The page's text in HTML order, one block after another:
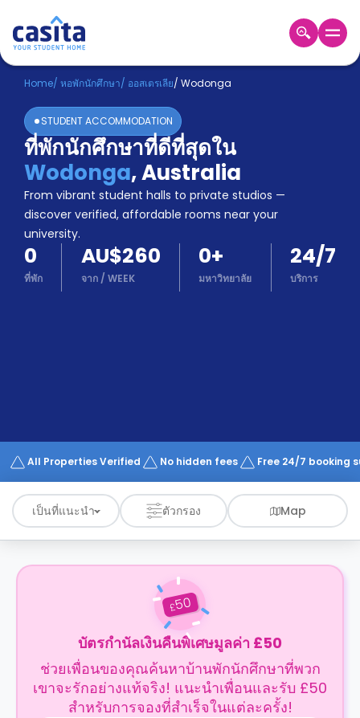
Home TH AUD
เข้าสู่
ระบบ
Booking
Accommodation
About
us
Blog
Refer
And
Earn
Become
Works
Home/ หอพักนักศึกษา/ ออสเตรเลีย/ Wodonga
STUDENT ACCOMMODATION
ที่พักนักศึกษาที่ดีที่สุดใน
Wodonga,Australia
From vibrant student halls to private studios —
discover verified, affordable rooms near your
university.
0
ที่พัก
AU$260
จาก/ WEEK
0+
มหาวิทยาลัย
24/7
บริการ
All Properties Verified No hidden fees Free 24/7 booking
เป็นที่แนะนำ ตัวกรอง Map
£50
บัตรกำนัลเงินคืนพิเศษมูลค่า £50
ช่วยเพื่อนของคุณค้นหาบ้านพักนักศึกษาที่พวก
เขาจะรักอย่างแท้จริง! แนะนำเพื่อนและรับ £50
สำหรับการจองที่สำเร็จในแต่ละครั้ง!